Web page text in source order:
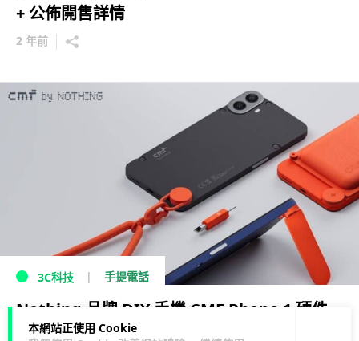
本網站正使用 Cookie
+ 公佈開售詳情
2 年前
3C科技 手提電話
Nothing 品牌 DIY 手機 CMF Phone 1 硬件
規格+售價+開賣日期